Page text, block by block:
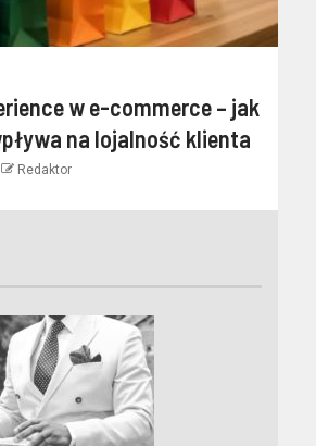
w e-commerce – jak
na lojalność klienta
Redaktor